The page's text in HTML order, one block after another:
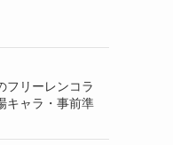
フリーレンコラ
キャラ・事前準